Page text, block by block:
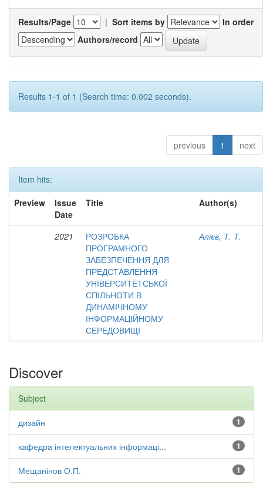
Results/Page | Sort items by
In order
Authors/record
Results 1-1 of 1 (Search time: 0.002 seconds).
previous 1 next
Item hits:
Preview
Issue
Date
Title Author(s)
2021
РОЗРОБКА
ПРОГРАМНОГО
ЗАБЕЗПЕЧЕННЯ ДЛЯ
ПРЕДСТАВЛЕННЯ
УНІВЕРСИТЕТСЬКОЇ
СПІЛЬНОТИ В
ДИНАМІЧНОМУ
ІНФОРМАЦІЙНОМУ
СЕРЕДОВИЩІ
Алієв, Т. Т.
Discover
Subject
1
дизайн
1
кафедра інтелектуальних інформаці...
1
Мещанінов О.П.